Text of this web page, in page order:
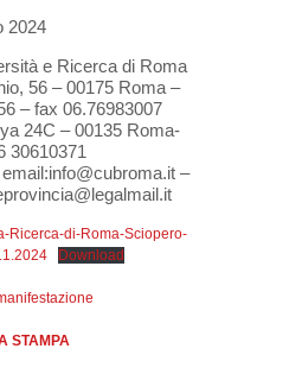
2024
e Ricerca di Roma
56 – 00175 Roma –
– fax 06.76983007
24C – 00135 Roma-
30610371
–
Ricerca-di-Roma-Sciopero-
Download
STAMPA